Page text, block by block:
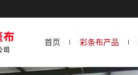
首页 彩条布产品